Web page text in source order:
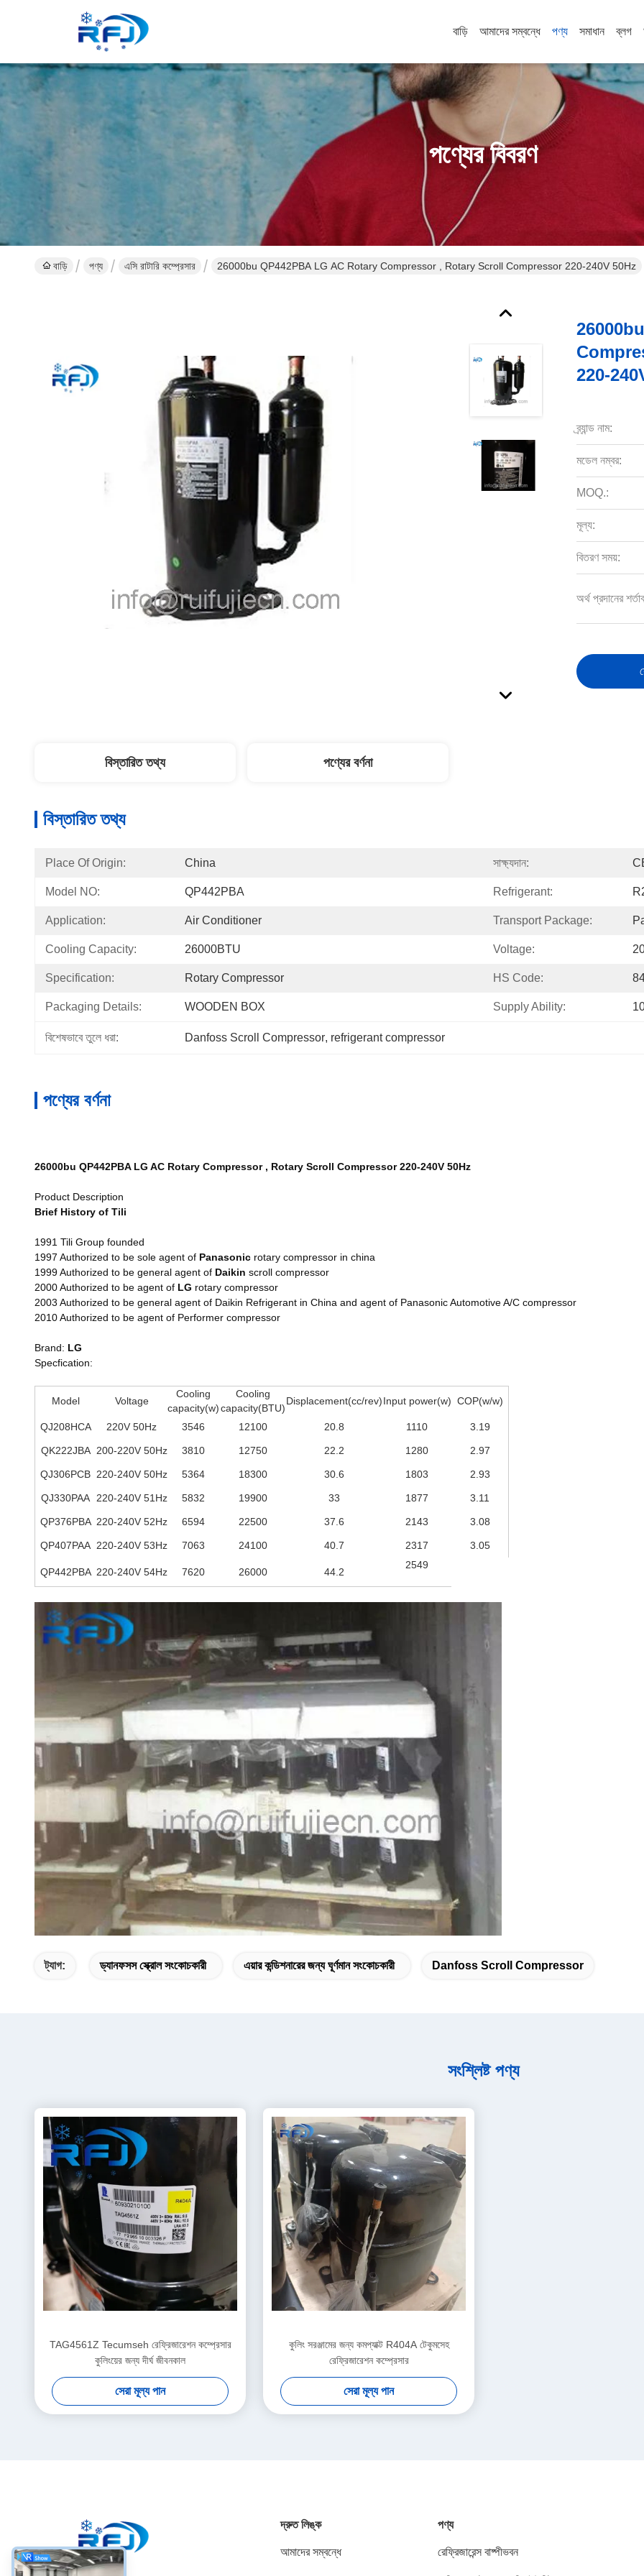
বাড়ি আমাদের সম্বন্ধে পণ্য সমাধান ব্লগ
পণ্যের বিবরণ
বাড়ি পণ্য এসি রাটারি কম্প্রেসার 26000bu QP442PBA LG AC Rotary Compressor , Rotary Scroll Compressor 220-240V 50Hz
220-
ব্র্যান্ড নাম:
মডেল নম্বর:
MOQ.:
মূল্য:
বিতরণ সময়:
অর্থ প্রদানের
বিস্তারিত তথ্য পণ্যের বর্ণনা
বিস্তারিত তথ্য
Place Of Origin: China সাক্ষ্যদান:
Model NO: QP442PBA Refrigerant:
Application: Air Conditioner Transport Package:
Cooling Capacity: 26000BTU Voltage:
Specification: Rotary Compressor HS Code:
Packaging Details: WOODEN BOX Supply Ability:
বিশেষভাবে তুলে ধরা: Danfoss Scroll Compressor, refrigerant compressor
পণ্যের বর্ণনা
26000bu QP442PBA LG AC Rotary Compressor , Rotary Scroll Compressor 220-240V 50Hz
Product Description
Brief History of Tili
1991 Tili Group founded
1997 Authorized to be sole agent of Panasonic rotary compressor in china
1999 Authorized to be general agent of Daikin scroll compressor
2000 Authorized to be agent of LG rotary compressor
2003 Authorized to be general agent of Daikin Refrigerant in China and agent of Panasonic Automotive A/C compressor
2010 Authorized to be agent of Performer compressor
Brand: LG
Specfication:
Model Voltage
Cooling
capacity(w)
Cooling
capacity(BTU)
Displacement(cc/rev)Input power(w) COP(w/w)
QJ208HCA 220V 50Hz 3546 12100 20.8 1110 3.19
QK222JBA 200-220V 50Hz 3810 12750 22.2 1280 2.97
QJ306PCB 220-240V 50Hz 5364 18300 30.6 1803 2.93
QJ330PAA 220-240V 51Hz 5832 19900 33 1877 3.11
QP376PBA 220-240V 52Hz 6594 22500 37.6 2143 3.08
QP407PAA 220-240V 53Hz 7063 24100 40.7 2317 3.05
QP442PBA 220-240V 54Hz 7620 26000 44.2
2549
ট্যাগ: ড্যানফসস স্ক্রোল সংকোচকারী এয়ার কন্ডিশনারের জন্য ঘূর্ণমান সংকোচকারী Danfoss Scroll Compressor
সংশ্লিষ্ট পণ্য
TAG4561Z Tecumseh রেফ্রিজারেশন কম্প্রেসার
কুলিংয়ের জন্য দীর্ঘ জীবনকাল
সেরা মূল্য পান
কুলিং সরঞ্জামের জন্য কমপ্যাক্ট R404A টেকুমসেহ
রেফ্রিজারেশন কম্প্রেসার
সেরা মূল্য পান
দ্রুত লিঙ্ক
আমাদের সম্বন্ধে
পণ্য
রেফ্রিজারেন্স বাষ্পীভবন